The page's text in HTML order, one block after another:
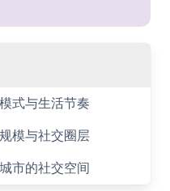
式与生活节奏
模与社交圈层
市的社交空间